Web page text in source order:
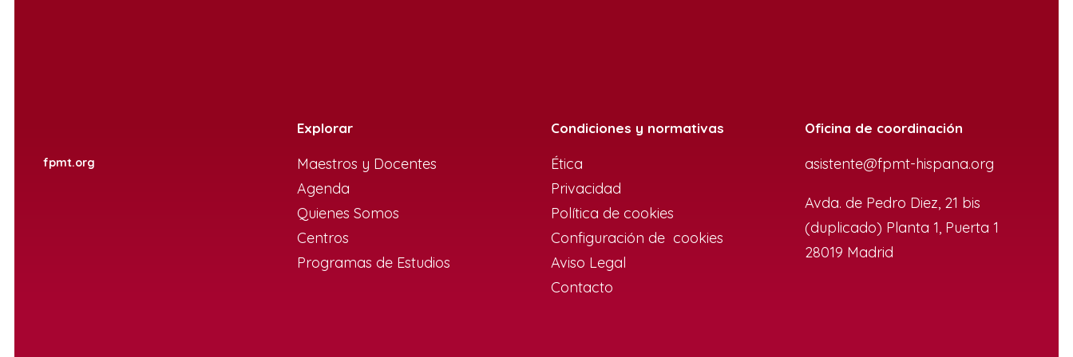
fpmt.org
Explorar
Maestros y Docentes
Agenda
Quienes Somos
Centros
Programas de Estudios
Condiciones y normativas
Ética
Privacidad
Política de cookies
Configuración de cookies
Aviso Legal
Contacto
Oficina de coordinación
asistente@fpmt-hispana.org
Avda. de Pedro Diez, 21 bis
(duplicado) Planta 1, Puerta 1
28019 Madrid